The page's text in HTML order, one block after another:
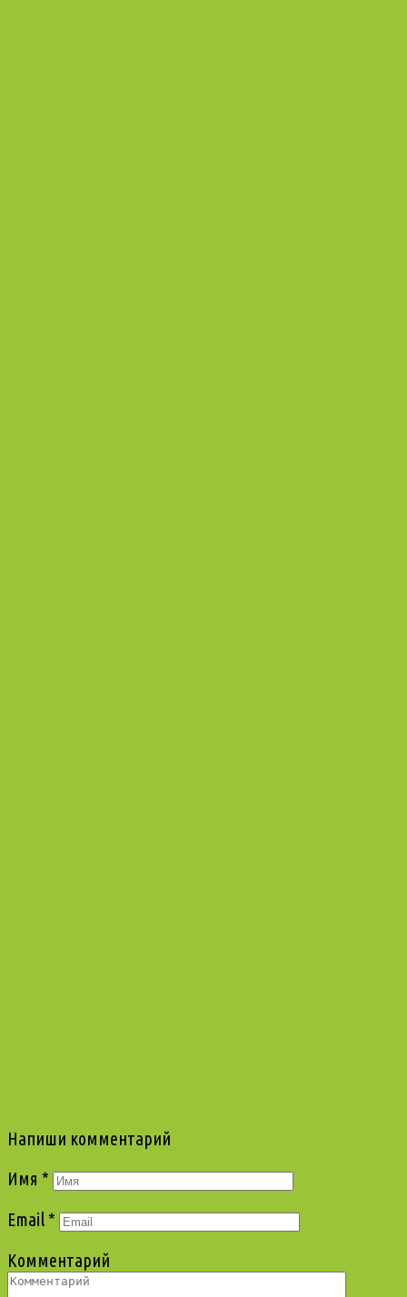
Напиши комментарий
Имя *
Email*
Комментарий